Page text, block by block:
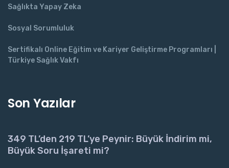
Sağlıkta Yapay Zeka
Sosyal Sorumluluk
Sertifikalı Online Eğitim ve Kariyer Geliştirme Programları |
Türkiye Sağlık Vakfı
Son Yazılar
349 TL’den 219 TL’ye Peynir: Büyük İndirim mi,
Büyük Soru İşareti mi?